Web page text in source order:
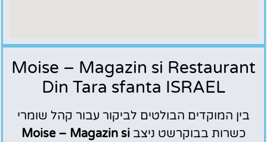
Moise – Magazin si Restaurant
Din Tara sfanta ISRAEL
בין המוקדים הבולטים לביקור עבור קהל שומרי
כשרות בבוקרשט ניצב Moise – Magazin si